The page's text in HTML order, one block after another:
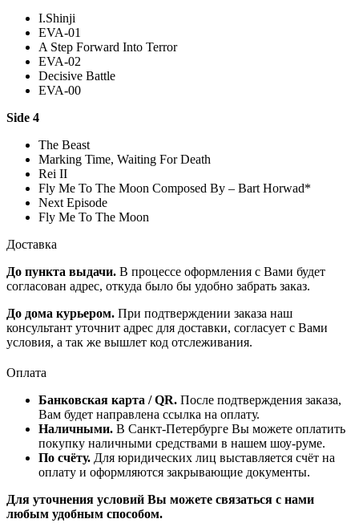
I.Shinji
EVA-01
A Step Forward Into Terror
EVA-02
Decisive Battle
EVA-00
Side 4
The Beast
Marking Time, Waiting For Death
Rei II
Fly Me To The Moon Composed By – Bart Horwad*
Next Episode
Fly Me To The Moon
Доставка
До пункта выдачи. В процессе оформления с Вами будет
согласован адрес, откуда было бы удобно забрать заказ.
До дома курьером. При подтверждении заказа наш
консультант уточнит адрес для доставки, согласует с Вами
условия, а так же вышлет код отслеживания.
Оплата
Банковская карта / QR. После подтверждения заказа,
Вам будет направлена ссылка на оплату.
Наличными. В Санкт-Петербурге Вы можете оплатить
покупку наличными средствами в нашем шоу-руме.
По счёту. Для юридических лиц выставляется счёт на
оплату и оформляются закрывающие документы.
Для уточнения условий Вы можете связаться с нами
любым удобным способом.